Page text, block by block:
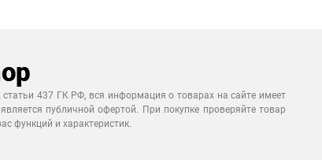
статьи 437 ГК РФ, вся информация о товарах на сайте имеет
публичной офертой. При покупке проверяйте товар
функций и характеристик.